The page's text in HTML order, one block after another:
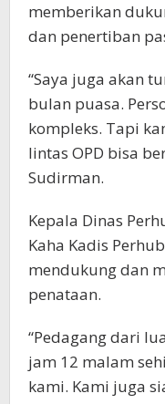
memberikan
dan penertiban
“Saya juga akan
bulan puasa.
kompleks. Tapi
lintas OPD bisa
Sudirman.
Kepala Dinas
Kaha Kadis
mendukung dan
penataan.
“Pedagang dari
jam 12 malam
kami. Kami juga